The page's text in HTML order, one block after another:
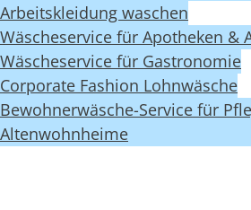
Arbeitskleidung waschen
Wäscheservice für Apotheken &
Wäscheservice für Gastronomie
Corporate Fashion Lohnwäsche
Bewohnerwäsche-Service für
Altenwohnheime